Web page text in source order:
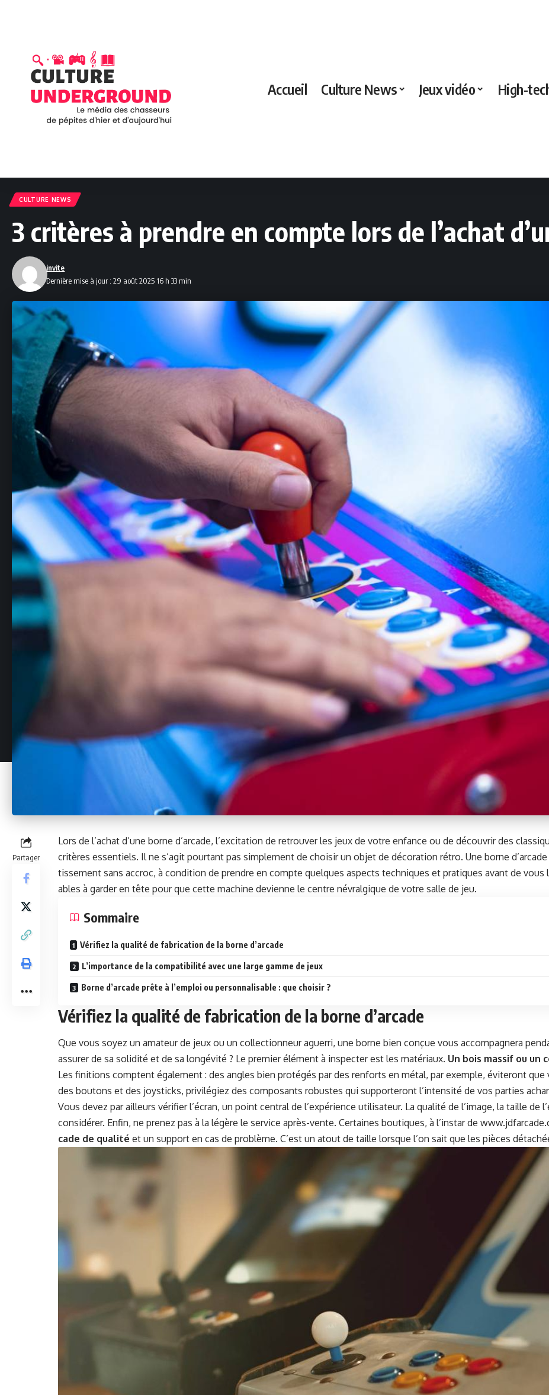
Accueil Culture News Jeux vidéo High-
CULTURE NEWS
3 critères à prendre en compte lors de l’achat
Dernière mise à jour : 29 août 2025 16 h 33 min
invite
Partager
Lors de l’achat d’une borne d’ar­cade, l’ex­ci­ta­tion de retrou­ver les jeux de votre enfance ou de décou­vrir des
critères essen­tiels. Il ne s’ag­it pour­tant pas sim­ple­ment de choisir un objet de déco­ra­tion rétro. Une borne
tisse­ment sans accroc, à con­di­tion de pren­dre en compte quelques aspects tech­niques et pra­tiques avant de
ables à garder en tête pour que cette machine devi­enne le cen­tre névral­gique de votre salle de jeu.
Som­maire
Véri­fiez la qual­ité de fab­ri­ca­tion de la borne d’arcade
L’im­por­tance de la com­pat­i­bil­ité avec une large gamme de jeux
Borne d’ar­cade prête à l’emploi ou per­son­nal­is­able : que choisir ?
Vérifiez la qualité de fabrication de la borne d’arcade
Que vous soyez un ama­teur de jeux ou un col­lec­tion­neur aguer­ri, une borne bien conçue vous accom­pa­g­n­era
assur­er de sa solid­ité et de sa longévité ? Le pre­mier élé­ment à inspecter est les matéri­aux. Un bois mas­sif ou un
Les fini­tions comptent égale­ment : des angles bien pro­tégés par des ren­forts en métal, par exem­ple, éviteront
des bou­tons et des joy­sticks, priv­ilégiez des com­posants robustes qui sup­port­eront l’in­ten­sité de vos par­ties
Vous devez par ailleurs véri­fi­er l’écran, un point cen­tral de l’ex­péri­ence util­isa­teur. La qual­ité de l’im­age, la taille
con­sid­ér­er. Enfin, ne prenez pas à la légère le ser­vice après-vente. Cer­taines bou­tiques, à l’in­star de
cade de qual­ité et un sup­port en cas de prob­lème. C’est un atout de taille lorsque l’on sait que les pièces